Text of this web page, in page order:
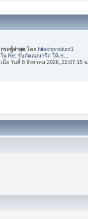
กระทู้ล่าสุด โดยhitechproduct1
ใน Re: รับตัดคอนกรีต ให้เช่...
เมื่อ วันที่ 8 สิงหาคม 2026, 22:07:15 น.